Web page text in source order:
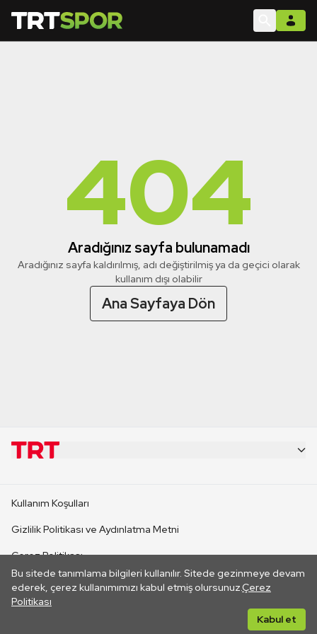
404
Aradığınız sayfa bulunamadı
Aradığınız sayfa kaldırılmış, adı değiştirilmiş ya da geçici olarak
kullanım dışı olabilir
Ana Sayfaya Dön
Bu sitede tanımlama bilgileri kullanılır. Sitede gezinmeye devam
ederek, çerez kullanımımızı kabul etmiş olursunuz.Çerez
Politikası
Kabul et
CANLI YAYINLAR
Kullanım Koşulları
Gizlilik Politikası ve Aydınlatma Metni
Çerez Politikası
İletişim
Her hakkı saklıdır. ©2026 TRT. Bağlantı yoluyla gidilen dış